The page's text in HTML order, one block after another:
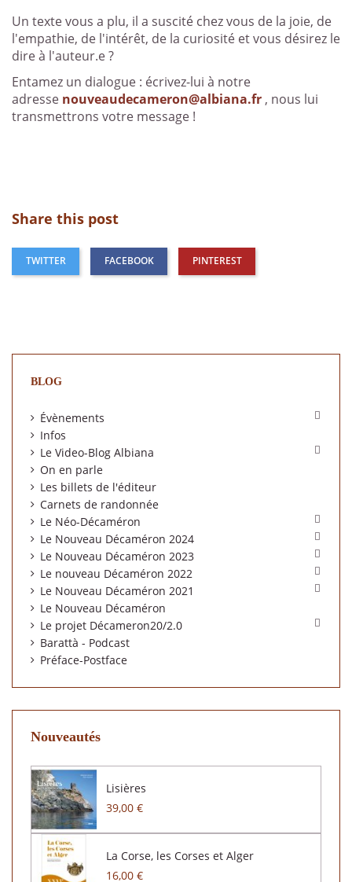
Un texte vous a plu, il a suscité chez vous de la joie, de
l'empathie, de l'intérêt, de la curiosité et vous désirez le
dire à l'auteur.e ?
Entamez un dialogue : écrivez-lui à notre
adresse nouveaudecameron@albiana.fr , nous lui
transmettrons votre message !
Share this post
TWITTER FACEBOOK PINTEREST
BLOG
Évènements 
Infos
Le Video-Blog Albiana

On en parle
Les billets de l'éditeur
Carnets de randonnée
Le Néo-Décaméron

Le Nouveau Décaméron 2024 
Le Nouveau Décaméron 2023 
Le nouveau Décaméron 2022 
Le Nouveau Décaméron 2021 
Le Nouveau Décaméron
Le projet Décameron20/2.0

Barattà - Podcast
Préface-Postface
Nouveautés
Lisières
39,00 €
La Corse, les Corses et Alger
16,00 €